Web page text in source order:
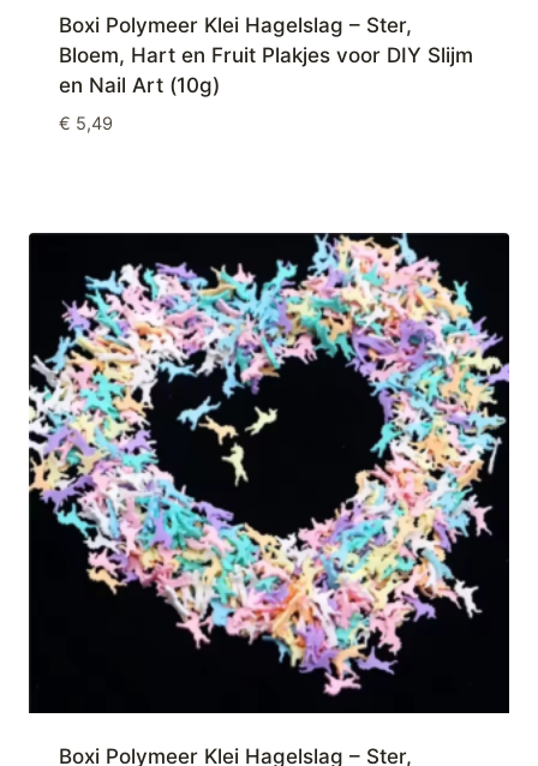
Boxi Polymeer Klei Hagelslag – Ster,
Bloem, Hart en Fruit Plakjes voor DIY Slijm
en Nail Art (10g)
€ 5,49
Boxi Polymeer Klei Hagelslag – Ster,